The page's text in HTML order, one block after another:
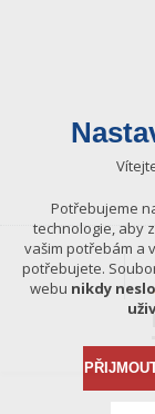
Potřebujeme
technologie, aby
vašim potřebám a
potřebujete.
webu nikdy